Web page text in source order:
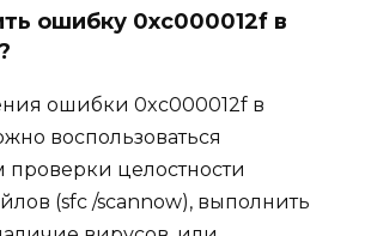
ошибку 0xc000012f в
ошибки 0xc000012f в
воспользоваться
проверки целостности
(sfc /scannow), выполнить